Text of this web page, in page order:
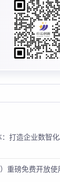
打造企业数智
重磅免费开放使